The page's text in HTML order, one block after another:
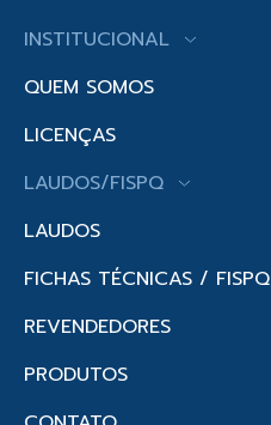
INSTITUCIONAL
QUEM SOMOS
LICENÇAS
LAUDOS/FISPQ
LAUDOS
FICHAS TÉCNICAS / FISPQ
REVENDEDORES
PRODUTOS